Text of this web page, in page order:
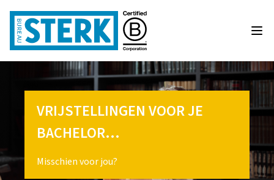
VRIJSTELLINGEN VOOR JE
BACHELOR…
Misschien voor jou?